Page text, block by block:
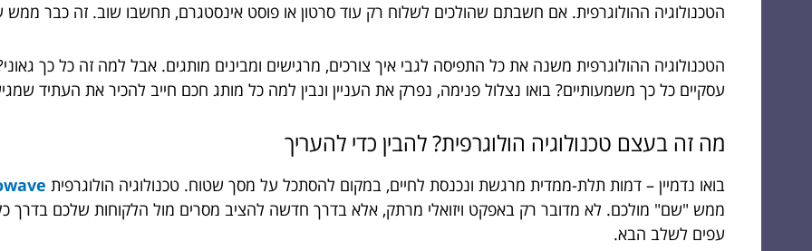
הטכנולוגיה ההולוגרפית. אם חשבתם שהולכים לשלוח רק עוד סרטון או פוסט אינסטגרם, תחשבו שוב. זה כבר
הטכנולוגיה ההולוגרפית משנה את כל התפיסה לגבי איך צורכים, מרגישים ומבינים מותגים. אבל למה זה כל כך
עסקיים כל כך משמעותיים? בואו נצלול פנימה, נפרק את העניין ונבין למה כל מותג חכם חייב להכיר את העתיד
מה זה בעצם טכנולוגיה הולוגרפית? להבין כדי להעריך
בואו נדמיין – דמות תלת-ממדית מרגשת ונכנסת לחיים, במקום להסתכל על מסך שטוח. טכנולוגיה הולוגרפית
ממש "שם" מולכם. לא מדובר רק באפקט ויזואלי מרתק, אלא בדרך חדשה להציב מסרים מול הלקוחות שלכם בדרך
עפים לשלב הבא.